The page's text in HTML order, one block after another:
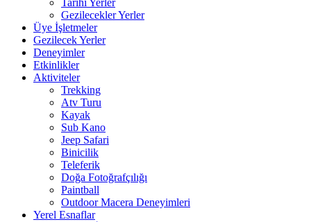
Tarihi Yerler
Gezilecekler Yerler
Üye İşletmeler
Gezilecek Yerler
Deneyimler
Etkinlikler
Aktiviteler
Trekking
Atv Turu
Kayak
Sub Kano
Jeep Safari
Binicilik
Teleferik
Doğa Fotoğrafçılığı
Paintball
Outdoor Macera Deneyimleri
Yerel Esnaflar